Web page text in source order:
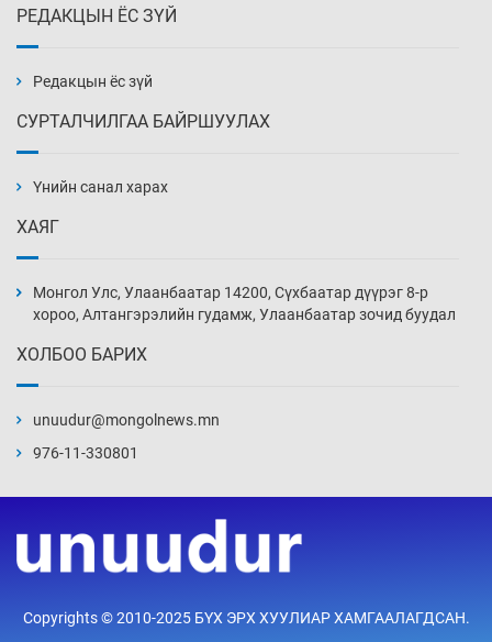
16 цаг 27 мин
16 цаг 57 мин
17 цаг 27 мин
хэмжээг шинэчлэн тогтоох нь
18 цаг 27 мин
мөнгө, хүрэл медаль хүртэв
РЕДАКЦЫН ЁС ЗҮЙ
Редакцын ёс зүй
СУРТАЛЧИЛГАА БАЙРШУУЛАХ
Үнийн санал харах
ХАЯГ
Монгол Улс, Улаанбаатар 14200, Сүхбаатар дүүрэг 8-р
хороо, Алтангэрэлийн гудамж, Улаанбаатар зочид буудал
ХОЛБОО БАРИХ
unuudur@mongolnews.mn
976-11-330801
Copyrights © 2010-2025 БҮХ ЭРХ ХУУЛИАР ХАМГААЛАГДСАН.